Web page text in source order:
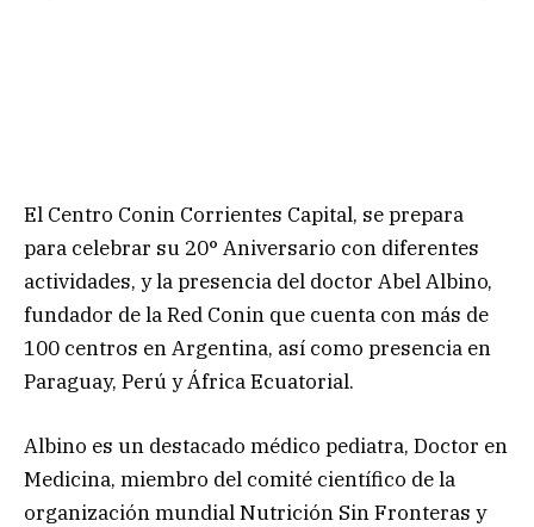
El Centro Conin Corrientes Capital, se prepara
para celebrar su 20° Aniversario con diferentes
actividades, y la presencia del doctor Abel Albino,
fundador de la Red Conin que cuenta con más de
100 centros en Argentina, así como presencia en
Paraguay, Perú y África Ecuatorial.
Albino es un destacado médico pediatra, Doctor en
Medicina, miembro del comité científico de la
organización mundial Nutrición Sin Fronteras y